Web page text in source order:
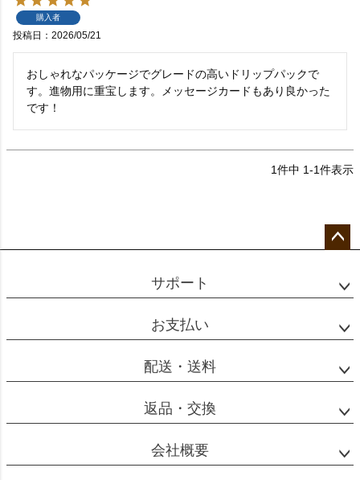
購入者
投稿日 2026/05/21
おしゃれなパッケージでグレードの高いドリップパックで
す。進物用に重宝します。メッセージカードもあり良かった
です！
1件中 1-1件表示
ップ
サポート
お支払い
配送・送料
返品・交換
会社概要